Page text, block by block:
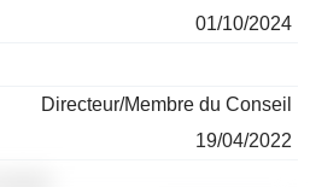
01/10/2024
Directeur/Membre du Conseil
19/04/2022